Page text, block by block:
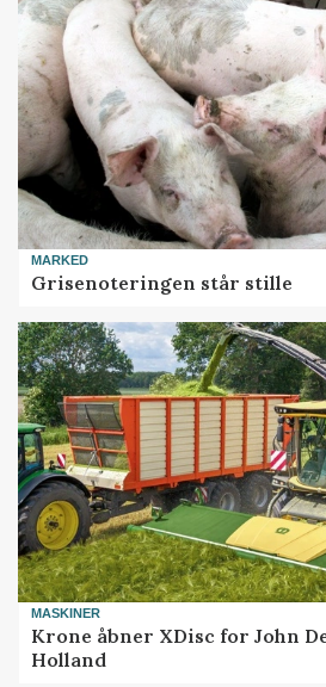
MARKED
Grisenoteringen står stille
MASKINER
Krone åbner XDisc for John
Holland